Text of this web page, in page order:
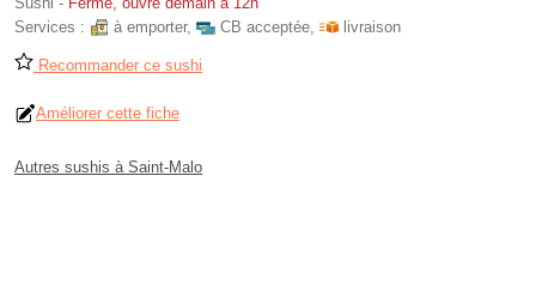
Services :
à emporter, CB acceptée, livraison
Recommander ce sushi
Améliorer cette fiche
Autres sushis à Saint-Malo